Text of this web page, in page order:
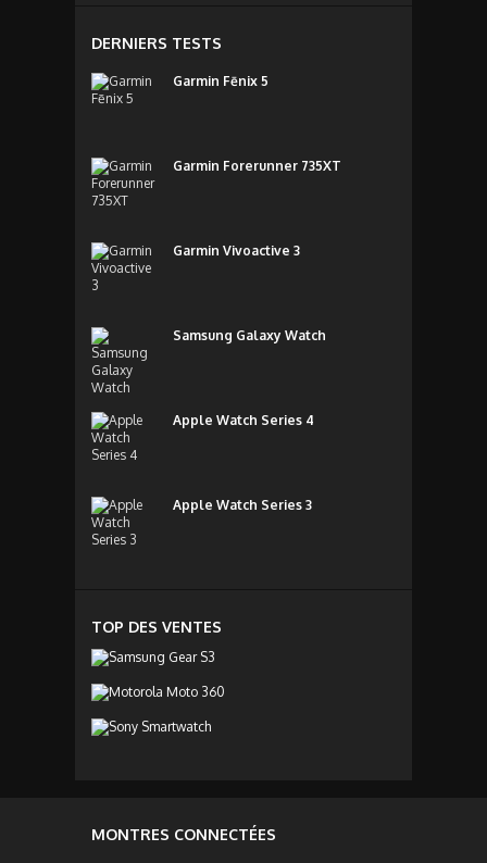
DERNIERS TESTS
Garmin Fēnix 5
Garmin Forerunner 735XT
Garmin Vivoactive 3
Samsung Galaxy Watch
Apple Watch Series 4
Apple Watch Series 3
TOP DES VENTES
MONTRES CONNECTÉES